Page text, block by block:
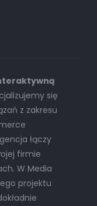
się
z zakresu
łączy
firmie
W Media
projektu